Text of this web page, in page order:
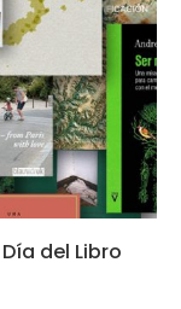
del Libro